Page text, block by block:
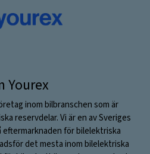
Yourex
inom bilbranschen som är
reservdelar. Vi är en av Sveriges
för bilelektriska
det mesta inom bilelektriska